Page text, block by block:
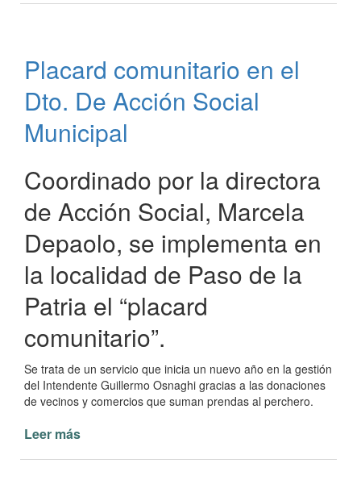
la
Patria
informa
insumos
Placard comunitario en el
Dto. De Acción Social
Municipal
Coordinado por la directora
de Acción Social, Marcela
Depaolo, se implementa en
la localidad de Paso de la
Patria el “placard
comunitario”.
Se trata de un servicio que inicia un nuevo año en la gestión
del Intendente Guillermo Osnaghi gracias a las donaciones
de vecinos y comercios que suman prendas al perchero.
Leer más